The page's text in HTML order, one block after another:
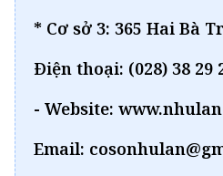
* Cơ sở 3: 365 Hai Bà
Điện thoại: (028) 38 29
- Website:
Email: